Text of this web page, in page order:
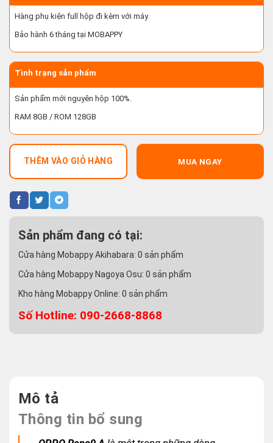
Hàng phụ kiện full hộp đi kèm với máy
Bảo hành 6 tháng tại MOBAPPY
Tình trạng sản phẩm
Sản phẩm mới nguyên hộp 100%.
RAM 8GB / ROM 128GB
THÊM VÀO GIỎ HÀNG MUA NGAY
Sản phẩm đang có tại:
Cửa hàng Mobappy Akihabara: 0 sản phẩm
Cửa hàng Mobappy Nagoya Osu: 0 sản phẩm
Kho hàng Mobappy Online: 0 sản phẩm
Số Hotline: 090-2668-8868
Mô tả
Thông tin bổ sung